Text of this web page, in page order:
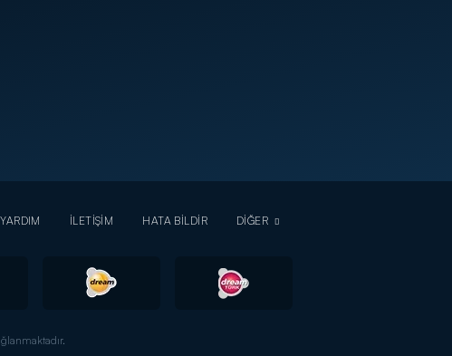
YARDIM İLETİŞİM HATA BİLDİR DİĞER